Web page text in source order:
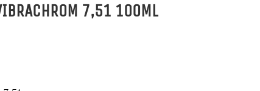
7,51 100ML